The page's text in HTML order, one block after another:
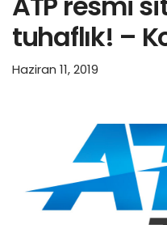
tuhaflık! –
Haziran 11, 2019